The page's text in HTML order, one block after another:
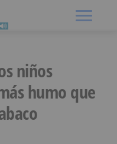
niños
humo que